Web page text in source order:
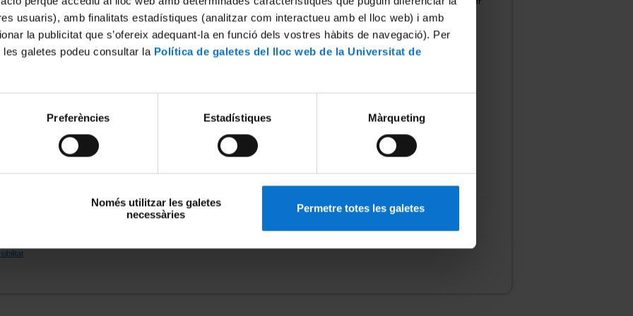
usuaris), amb finalitats estadístiques (analitzar com interactueu amb el lloc web) i amb
la publicitat que s’ofereix adequant-la en funció dels vostres hàbits de navegació). Per
galetes podeu consultar la Política de galetes del lloc web de la Universitat de
Preferències Estadístiques Màrqueting
Només utilitzar les galetes
necessàries
Permetre totes les galetes
que tinguin intèrpret de PHP)
d'ús del servei